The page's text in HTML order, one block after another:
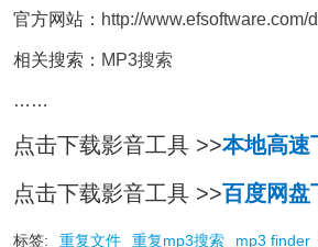
官方网站： http://www.efsoftware.com/
相关搜索： MP3搜索
……
点击下载影音工具 >>本地高速
点击下载影音工具 >>百度网盘
标签: 重复文件 重复mp3搜索 mp3 finder